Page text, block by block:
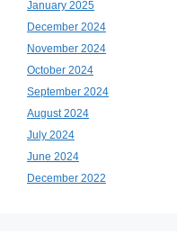
January 2025
December 2024
November 2024
October 2024
September 2024
August 2024
July 2024
June 2024
December 2022